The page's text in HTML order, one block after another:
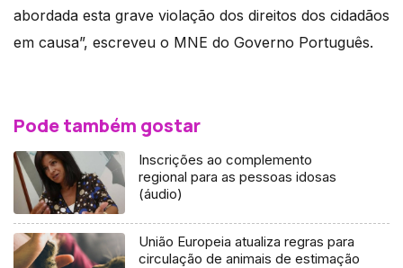
abordada esta grave violação dos direitos dos cidadãos
em causa”, escreveu o MNE do Governo Português.
Pode também gostar
Inscrições ao complemento
regional para as pessoas idosas
(áudio)
União Europeia atualiza regras para
circulação de animais de estimação